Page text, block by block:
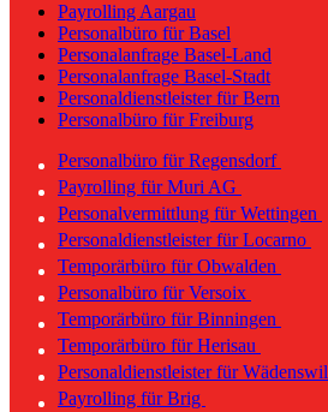
Payrolling Aargau
Personalbüro für Basel
Personalanfrage Basel-Land
Personalanfrage Basel-Stadt
Personaldienstleister für Bern
Personalbüro für Freiburg
Personalbüro für Regensdorf
Payrolling für Muri AG
Personalvermittlung für Wettingen
Personaldienstleister für Locarno
Temporärbüro für Obwalden
Personalbüro für Versoix
Temporärbüro für Binningen
Temporärbüro für Herisau
Personaldienstleister für Wädenswil
Payrolling für Brig